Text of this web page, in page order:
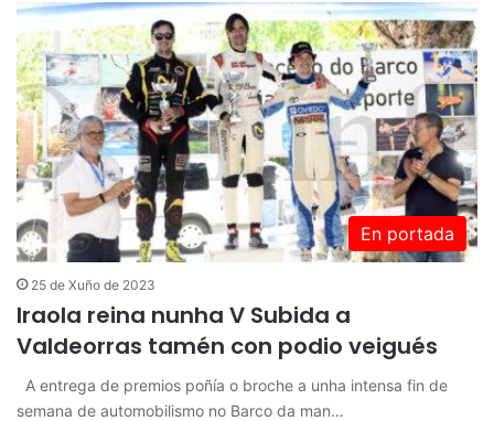
En portada
25 de Xuño de 2023
Iraola reina nunha V Subida a
Valdeorras tamén con podio veigués
A entrega de premios poñía o broche a unha intensa fin de
semana de automobilismo no Barco da man…